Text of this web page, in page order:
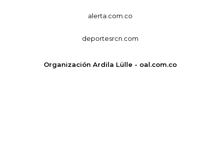
alerta.com.co
deportesrcn.com
Organización Ardila Lülle - oal.com.co